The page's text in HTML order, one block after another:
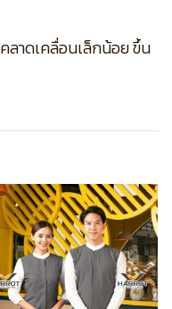
ลาดเคลื่อนเล็กน้อย ขึ้น